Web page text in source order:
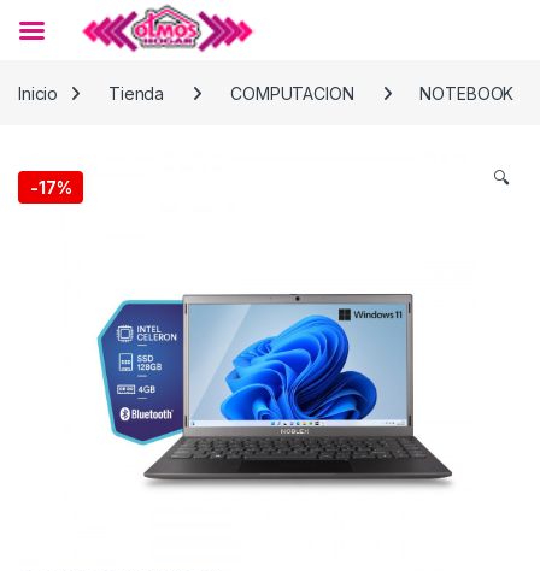
Inicio
Tienda COMPUTACION NOTEBOOK
-17% 🔍